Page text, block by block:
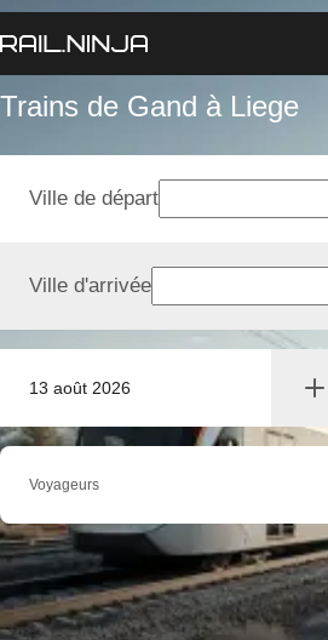
Trains de Gand à Liege
13 août 2026
Ville de départ
Ville d'arrivée
Voyageurs